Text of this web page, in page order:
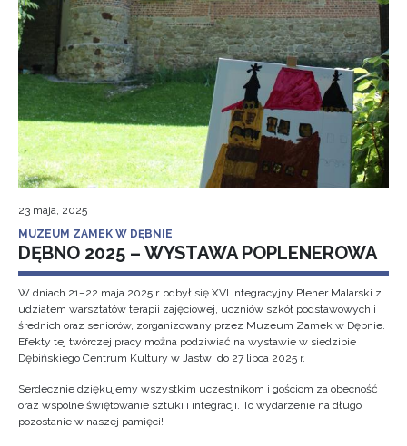
23 maja, 2025
MUZEUM ZAMEK W DĘBNIE
DĘBNO 2025 – WYSTAWA POPLENEROWA
W dniach 21–22 maja 2025 r. odbył się XVI Integracyjny Plener Malarski z
udziałem warsztatów terapii zajęciowej, uczniów szkół podstawowych i
średnich oraz seniorów, zorganizowany przez Muzeum Zamek w Dębnie.
Efekty tej twórczej pracy można podziwiać na wystawie w siedzibie
Dębińskiego Centrum Kultury w Jastwi do 27 lipca 2025 r.
Serdecznie dziękujemy wszystkim uczestnikom i gościom za obecność
oraz wspólne świętowanie sztuki i integracji. To wydarzenie na długo
pozostanie w naszej pamięci!